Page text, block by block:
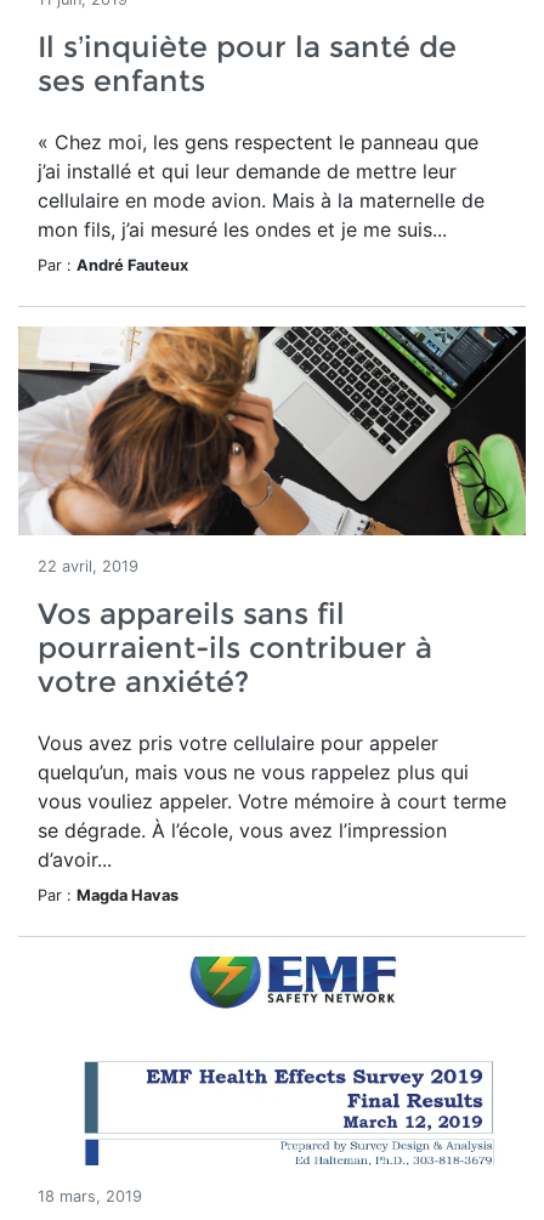
Il s’inquiète pour la santé de
ses enfants
« Chez moi, les gens respectent le panneau que
j’ai installé et qui leur demande de mettre leur
cellulaire en mode avion. Mais à la maternelle de
mon fils, j’ai mesuré les ondes et je me suis...
Par : André Fauteux
22 avril, 2019
Vos appareils sans fil
pourraient-ils contribuer à
votre anxiété?
Vous avez pris votre cellulaire pour appeler
quelqu’un, mais vous ne vous rappelez plus qui
vous vouliez appeler. Votre mémoire à court terme
se dégrade. À l’école, vous avez l’impression
d’avoir...
Par : Magda Havas
18 mars, 2019